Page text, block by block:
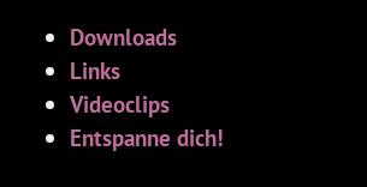
Downloads
Links
Videoclips
Entspanne dich!